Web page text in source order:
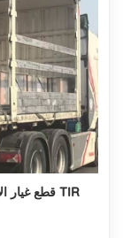
قطع غيار الأجهزة يتم شحنها من الصين إلى روسيا عبر شركة TIR